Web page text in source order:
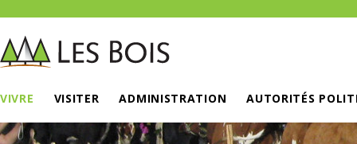
VIVRE VISITER ADMINISTRATION AUTORITÉS